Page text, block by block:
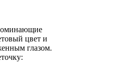
цвет и
глазом.